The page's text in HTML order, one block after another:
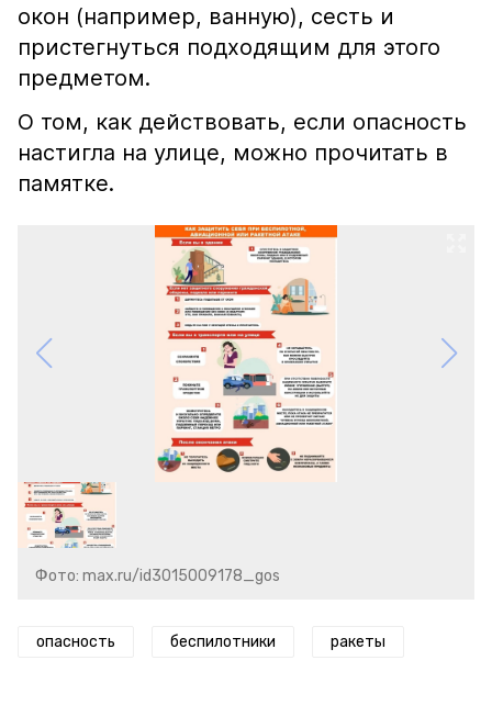
окон (например, ванную), сесть и
пристегнуться подходящим для этого
предметом.
О том, как действовать, если опасность
настигла на улице, можно прочитать в
памятке.
Фото: max.ru/id3015009178_gos
опасность беспилотники ракеты